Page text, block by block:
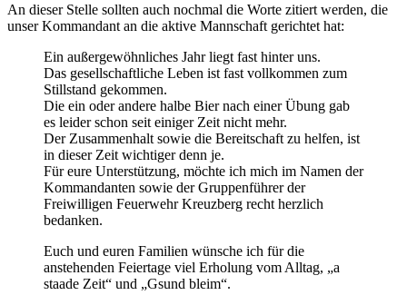
An dieser Stelle sollten auch nochmal die Worte zitiert werden, die
unser Kommandant an die aktive Mannschaft gerichtet hat:
Ein außergewöhnliches Jahr liegt fast hinter uns.
Das gesellschaftliche Leben ist fast vollkommen zum
Stillstand gekommen.
Die ein oder andere halbe Bier nach einer Übung gab
es leider schon seit einiger Zeit nicht mehr.
Der Zusammenhalt sowie die Bereitschaft zu helfen, ist
in dieser Zeit wichtiger denn je.
Für eure Unterstützung, möchte ich mich im Namen der
Kommandanten sowie der Gruppenführer der
Freiwilligen Feuerwehr Kreuzberg recht herzlich
bedanken.
Euch und euren Familien wünsche ich für die
anstehenden Feiertage viel Erholung vom Alltag, „a
staade Zeit“ und „Gsund bleim“.